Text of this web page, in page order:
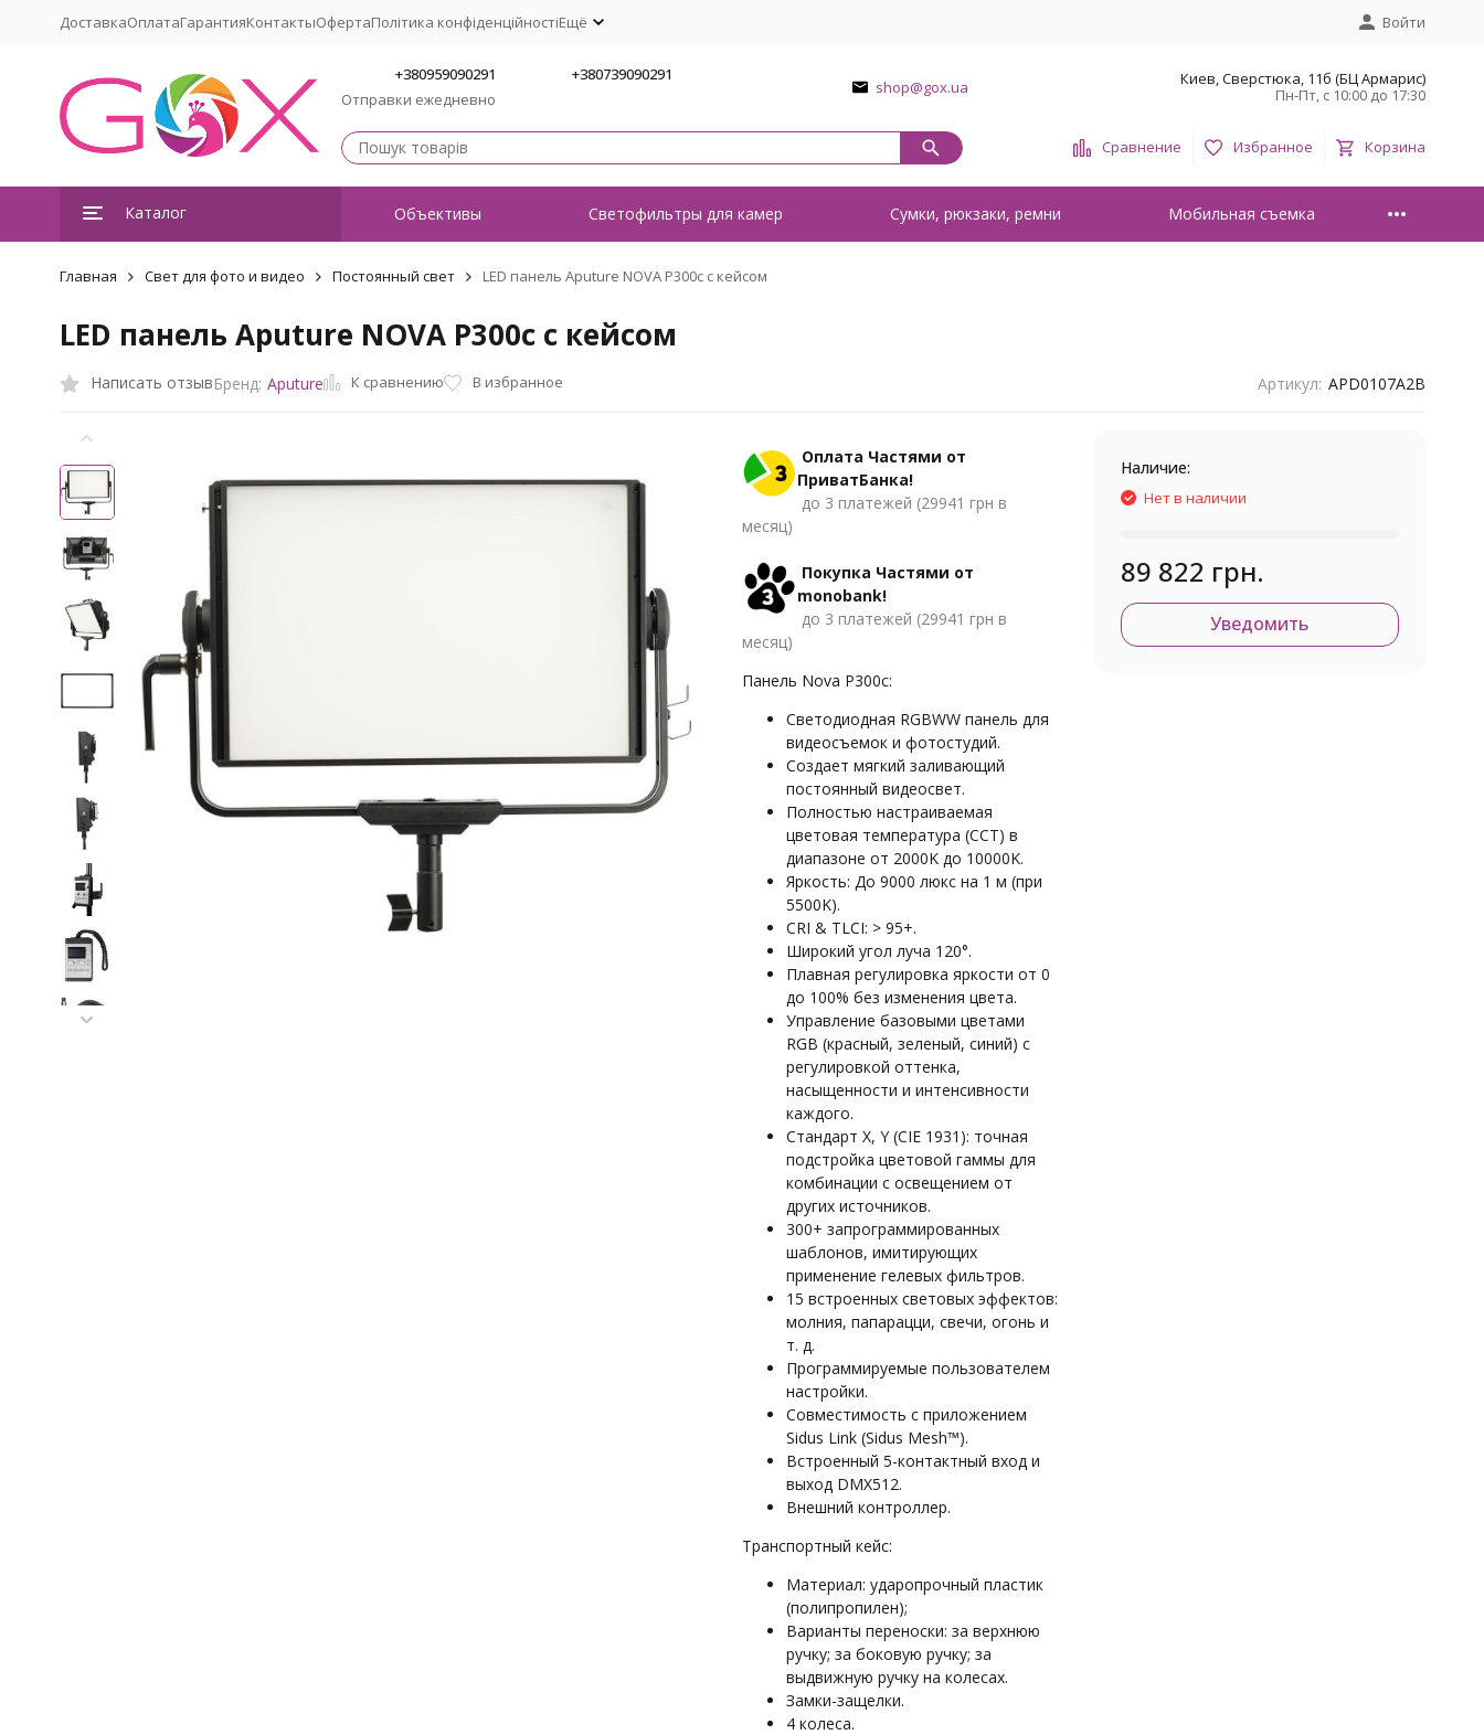
ДоставкаОплатаГарантияКонтактыОфертаПолітика конфіденційностіЕщё Войти
+380959090291
Отправки ежедневно
+380739090291
shop@gox.ua
Киев, Сверстюка, 11б (БЦ Армарис)
Пн-Пт, с 10:00 до 17:30
Сравнение Избранное Корзина
Каталог Объективы Светофильтры для камер Сумки, рюкзаки, ремни Мобильная съемка
Главная Свет для фото и видео Постоянный свет LED панель Aputure NOVA P300c с кейсом
LED панель Aputure NOVA P300c с кейсом
Написать отзывБренд: Aputure К сравнению В избранное Артикул: APD0107A2B
Оплата Частями от
ПриватБанка!
до 3 платежей (29941 грн в
месяц)
Покупка Частями от
monobank!
до 3 платежей (29941 грн в
месяц)
Панель Nova P300c:
Светодиодная RGBWW панель для
видеосъемок и фотостудий.
Создает мягкий заливающий
постоянный видеосвет.
Полностью настраиваемая
цветовая температура (CCT) в
диапазоне от 2000K до 10000K.
Яркость: До 9000 люкс на 1 м (при
5500K).
CRI & TLCI: > 95+.
Широкий угол луча 120°.
Плавная регулировка яркости от 0
до 100% без изменения цвета.
Управление базовыми цветами
RGB (красный, зеленый, синий) с
регулировкой оттенка,
насыщенности и интенсивности
каждого.
Стандарт X, Y (CIE 1931): точная
подстройка цветовой гаммы для
комбинации с освещением от
других источников.
300+ запрограммированных
шаблонов, имитирующих
применение гелевых фильтров.
15 встроенных световых эффектов:
молния, папарацци, свечи, огонь и
т. д.
Программируемые пользователем
настройки.
Совместимость с приложением
Sidus Link (Sidus Mesh™).
Встроенный 5-контактный вход и
выход DMX512.
Внешний контроллер.
Транспортный кейс:
Материал: ударопрочный пластик
(полипропилен);
Варианты переноски: за верхнюю
ручку; за боковую ручку; за
выдвижную ручку на колесах.
Замки-защелки.
4 колеса.
Наличие:
Нет в наличии
89 822 грн.
Уведомить